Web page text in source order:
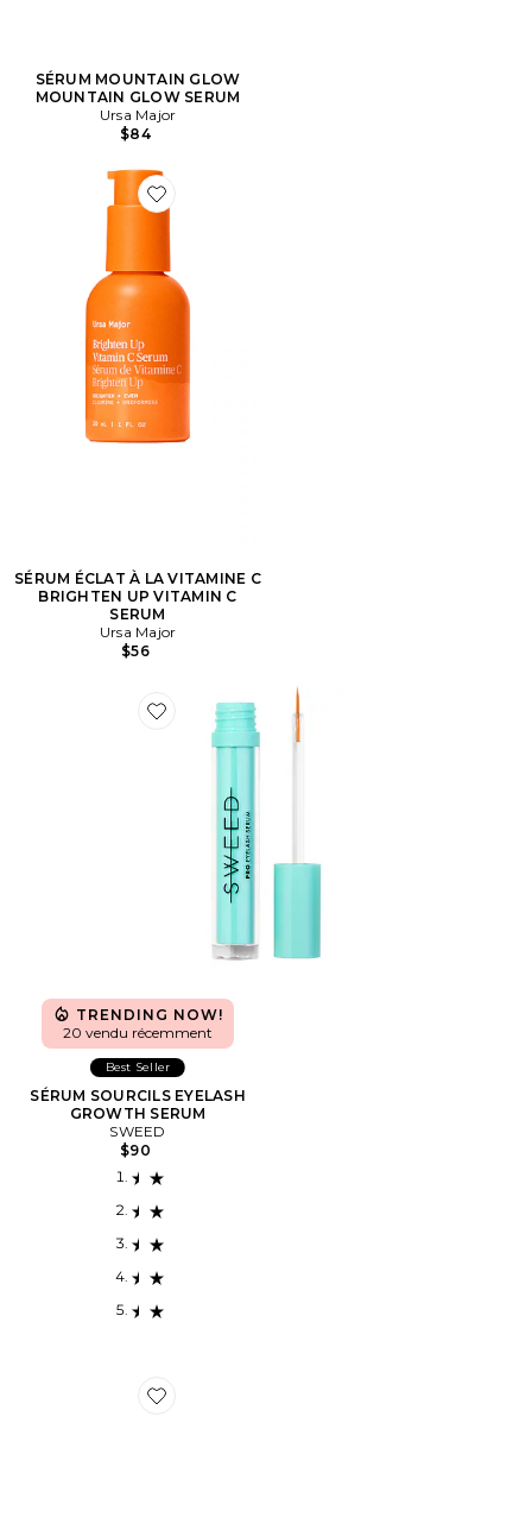
SÉRUM MOUNTAIN GLOW
MOUNTAIN GLOW SERUM
Ursa Major
$84
Favorite SÉRUM ÉCLAT À LA VITAMINE C BRIGHTEN
SÉRUM ÉCLAT À LA VITAMINE C
BRIGHTEN UP VITAMIN C
SERUM
Ursa Major
$56
Favorite SÉRUM SOURCILS EYELASH GROWTH
TRENDING NOW!
20 vendu récemment
Best Seller
SÉRUM SOURCILS EYELASH
GROWTH SERUM
SWEED
$90
Favorite BAUME POUR LES LÈVRES SWEET